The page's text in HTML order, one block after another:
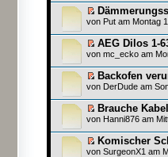
von Put am Montag
AEG Dilos 1-
von mc_ecko am
Backofen
von DerDude am
Brauche Kabel
von Hanni876 am
Komischer
von SurgeonX1 am